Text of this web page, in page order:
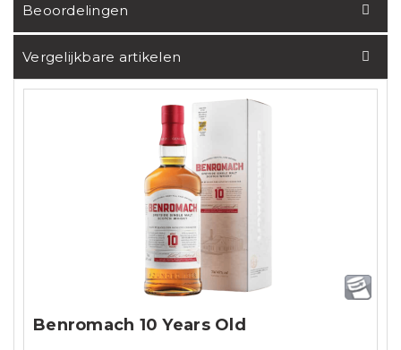
Beoordelingen
Vergelijkbare artikelen
Benromach 10 Years Old